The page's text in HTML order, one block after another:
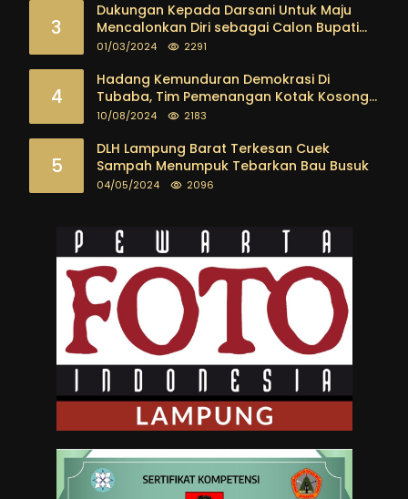
3
Dukungan Kepada Darsani Untuk Maju
Mencalonkan Diri sebagai Calon Bupati
Tubaba Terus Mengalir Baik Dari
masyarakat
01/03/2024 2291
4
Hadang Kemunduran Demokrasi Di
Tubaba, Tim Pemenangan Kotak Kosong
Segera Dibentuk
10/08/2024 2183
5
DLH Lampung Barat Terkesan Cuek
Sampah Menumpuk Tebarkan Bau Busuk
04/05/2024 2096